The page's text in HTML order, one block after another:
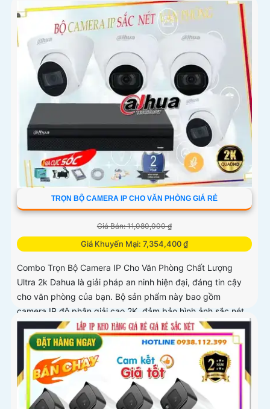
mang lại sự an ninh toàn diện cho người sử dụng
TRỌN BỘ CAMERA IP CHO VĂN PHÒNG GIÁ RẺ
Giá Bán: 11,080,000 ₫
Giá Khuyến Mại: 7,354,400 ₫
Combo Trọn Bộ Camera IP Cho Văn Phòng Chất Lượng
Ultra 2k Dahua là giải pháp an ninh hiện đại, đáng tin cậy
cho văn phòng của bạn. Bộ sản phẩm này bao gồm
camera IP độ phân giải cao 2K, đảm bảo hình ảnh sắc nét
và chi tiết